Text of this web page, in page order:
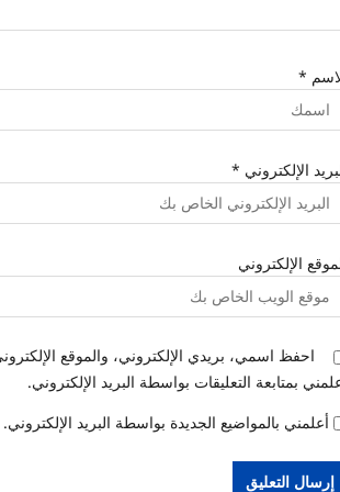
*
الإلكتروني *
الإلكتروني
احفظ اسمي، بريدي الإلكتروني، والموقع
بمتابعة التعليقات بواسطة البريد الإلكتروني.
أعلمني بالمواضيع الجديدة بواسطة البريد الإلكتروني.